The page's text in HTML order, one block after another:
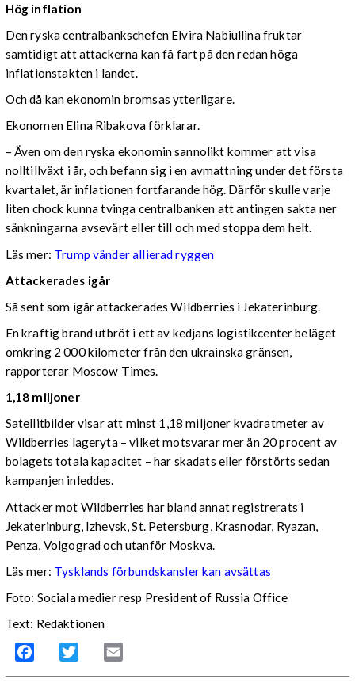
Hög inflation
Den ryska centralbankschefen Elvira Nabiullina fruktar
samtidigt att attackerna kan få fart på den redan höga
inflationstakten i landet.
Och då kan ekonomin bromsas ytterligare.
Ekonomen Elina Ribakova förklarar.
– Även om den ryska ekonomin sannolikt kommer att visa
nolltillväxt i år, och befann sig i en avmattning under det första
kvartalet, är inflationen fortfarande hög. Därför skulle varje
liten chock kunna tvinga centralbanken att antingen sakta ner
sänkningarna avsevärt eller till och med stoppa dem helt.
Läs mer: Trump vänder allierad ryggen
Attackerades igår
Så sent som igår attackerades Wildberries i Jekaterinburg.
En kraftig brand utbröt i ett av kedjans logistikcenter beläget
omkring 2 000 kilometer från den ukrainska gränsen,
rapporterar Moscow Times.
1,18 miljoner
Satellitbilder visar att minst 1,18 miljoner kvadratmeter av
Wildberries lageryta – vilket motsvarar mer än 20 procent av
bolagets totala kapacitet – har skadats eller förstörts sedan
kampanjen inleddes.
Attacker mot Wildberries har bland annat registrerats i
Jekaterinburg, Izhevsk, St. Petersburg, Krasnodar, Ryazan,
Penza, Volgograd och utanför Moskva.
Läs mer: Tysklands förbundskansler kan avsättas
Foto: Sociala medier resp President of Russia Office
Text: Redaktionen
Facebook Twitter